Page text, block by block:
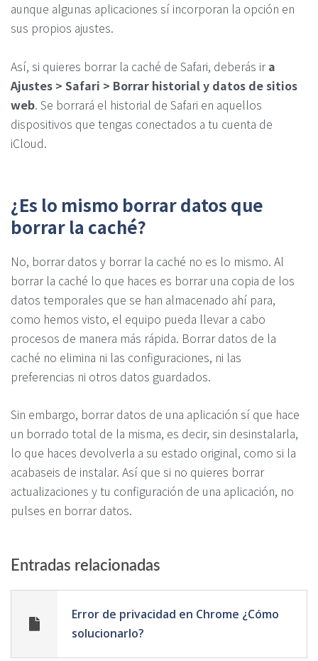
aunque algunas aplicaciones sí incorporan la opción en
sus propios ajustes.
Así, si quieres borrar la caché de Safari, deberás ira
Ajustes > Safari > Borrar historial y datos de sitios
web. Se borrará el historial de Safari en aquellos
dispositivos que tengas conectados a tu cuenta de
iCloud.
¿Es lo mismo borrar datos que
borrar la caché?
No, borrar datos y borrar la caché no es lo mismo. Al
borrar la caché lo que haces es borrar una copia de los
datos temporales que se han almacenado ahí para,
como hemos visto, el equipo pueda llevar a cabo
procesos de manera más rápida. Borrar datos de la
caché no elimina ni las configuraciones, ni las
preferencias ni otros datos guardados.
Sin embargo, borrar datos de una aplicación sí que hace
un borrado total de la misma, es decir, sin desinstalarla,
lo que haces devolverla a su estado original, como si la
acabaseis de instalar. Así que si no quieres borrar
actualizaciones y tu configuración de una aplicación, no
pulses en borrar datos.
Entradas relacionadas
Error de privacidad en Chrome ¿Cómo
solucionarlo?